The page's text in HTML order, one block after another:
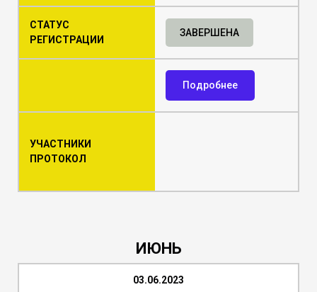
СТАТУС
РЕГИСТРАЦИИ
ЗАВЕРШЕНА
Подробнее
УЧАСТНИКИ
ПРОТОКОЛ
ИЮНЬ
03.06.2023